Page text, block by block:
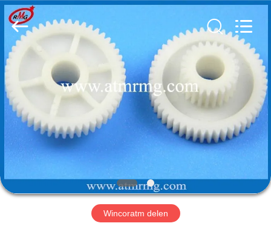
HUIS
PRODUCTEN
OVER
ONS
FABRIEKSTOCHT
Guang
Science
And
Technology
Rights
Reserved.
Wincoratm delen